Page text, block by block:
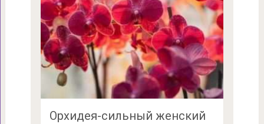
Орхидея-сильный женский